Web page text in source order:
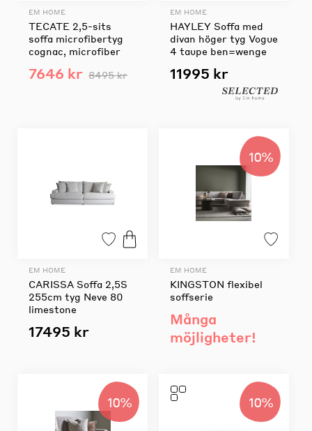
EM HOME
TECATE 2,5-sits
soffa microfibertyg
cognac, microfiber
7646 kr 8495 kr
EM HOME
HAYLEY Soffa med
divan höger tyg Vogue
4 taupe ben=wenge
11995 kr
EM HOME
CARISSA Soffa 2,5S
255cm tyg Neve 80
limestone
17495 kr
10%
EM HOME
KINGSTON flexibel
soffserie
Många
möjligheter!
10% 10%